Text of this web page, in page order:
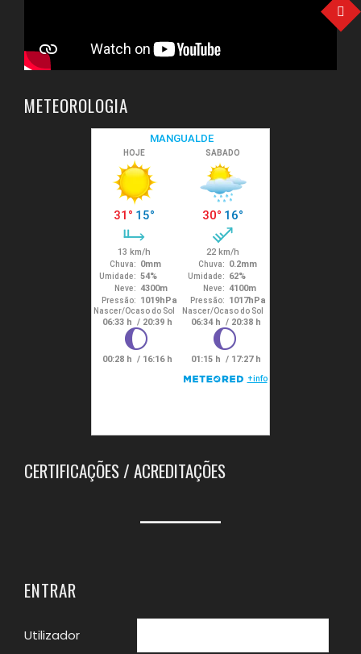
METEOROLOGIA
CERTIFICAÇÕES / ACREDITAÇÕES
ENTRAR
Utilizador